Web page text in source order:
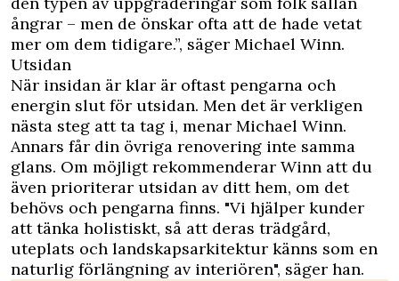
ångrar – men de önskar ofta att de hade vetat
mer om dem tidigare.”, säger Michael Winn.
Utsidan
När insidan är klar är oftast pengarna och
energin slut för utsidan. Men det är verkligen
nästa steg att ta tag i, menar Michael Winn.
Annars får din övriga renovering inte samma
glans. Om möjligt rekommenderar Winn att du
även prioriterar utsidan av ditt hem, om det
behövs och pengarna finns. "Vi hjälper kunder
att tänka holistiskt, så att deras trädgård,
uteplats och landskapsarkitektur känns som en
naturlig förlängning av interiören", säger han.